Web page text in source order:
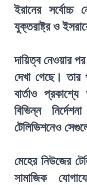
ইরানের
যুক্তরাষ্ট্র ও
দায়িত্ব নেওয়ার
দেখা গেছে।
বার্তাও
বিভিন্ন
টেলিভিশনেও
মেহের নিউজের
সামাজিক